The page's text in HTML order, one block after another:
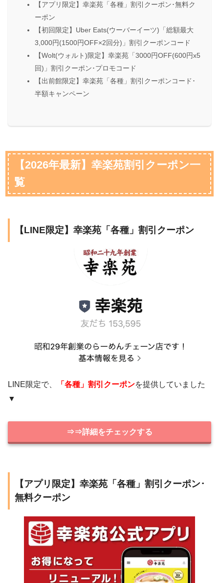
【アプリ限定】幸楽苑「各種」割引クーポン･無料ク
ーポン
【初回限定】Uber Eats(ウーバーイーツ)「総額最大
3,000円(1500円OFF×2回分)」割引クーポンコード
【Wolt(ウォルト)限定】幸楽苑「3000円OFF(600円x5
回)」割引クーポン･プロモコード
【出前館限定】幸楽苑「各種」割引クーポンコード･
半額キャンペーン
【2026年最新】幸楽苑割引クーポン一
覧
【LINE限定】幸楽苑「各種」割引クーポン
LINE限定で、 「各種」割引クーポンを提供していました
▼
⇒⇒詳細をチェックする
【アプリ限定】幸楽苑「各種」割引クーポン･
無料クーポン